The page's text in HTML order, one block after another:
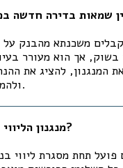
שמאות בדירה חדשה
משכנתא מהבנק
אך הוא מעורר
להציג את
ולהמחיש את הסיכונים הגלומים בו.
1. מנגנון הליווי הבנקאי – כיצד הוא פועל?